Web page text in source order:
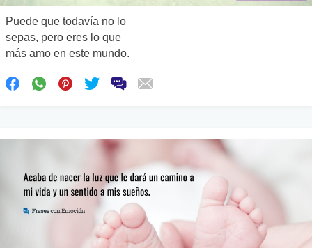
Puede que todavía no lo
sepas, pero eres lo que
más amo en este mundo.